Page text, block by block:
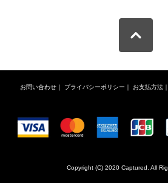
お問い合わせ ｜ プライバシーポリシー ｜ お支払方法 ｜
Copyright (C) 2020 Captured. All